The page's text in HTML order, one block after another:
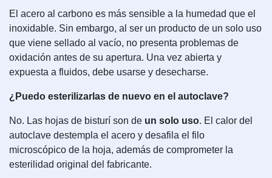
El acero al carbono es más sensible a la humedad que el
inoxidable. Sin embargo, al ser un producto de un solo uso
que viene sellado al vacío, no presenta problemas de
oxidación antes de su apertura. Una vez abierta y
expuesta a fluidos, debe usarse y desecharse.
¿Puedo esterilizarlas de nuevo en el autoclave?
No. Las hojas de bisturí son de un solo uso. El calor del
autoclave destempla el acero y desafila el filo
microscópico de la hoja, además de comprometer la
esterilidad original del fabricante.